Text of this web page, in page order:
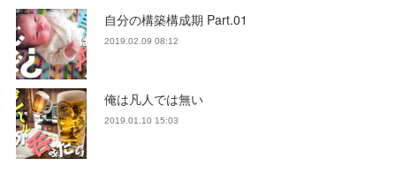
自分の構築構成期 Part.01
2019.02.09 08:12
俺は凡人では無い
2019.01.10 15:03